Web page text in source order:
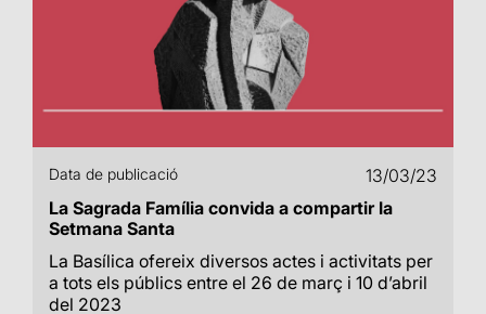
Data de publicació
13/03/23
La Sagrada Família convida a compartir la
Setmana Santa
La Basílica ofereix diversos actes i activitats per
a tots els públics entre el 26 de març i 10 d’abril
del 2023